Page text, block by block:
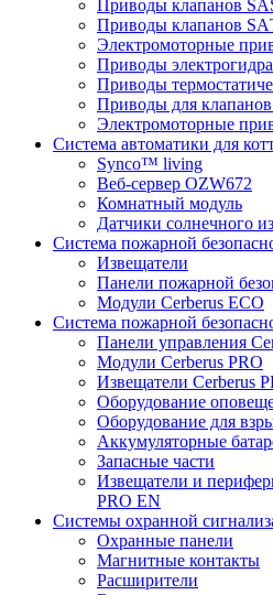
Приводы клапанов
Приводы клапанов
Электромоторные
Приводы
Приводы
Приводы для
Электромоторные
Система автоматики для
Synco™ living
Веб-сервер OZW672
Комнатный модуль
Датчики солнечного
Система пожарной
Извещатели
Панели пожарной
Модули Cerberus ECO
Система пожарной
Панели управления
Модули Cerberus PRO
Извещатели Cerberus
Оборудование
Оборудование для
Аккумуляторные
Запасные части
Извещатели и
PRO EN
Системы охранной
Охранные панели
Магнитные контакты
Расширители